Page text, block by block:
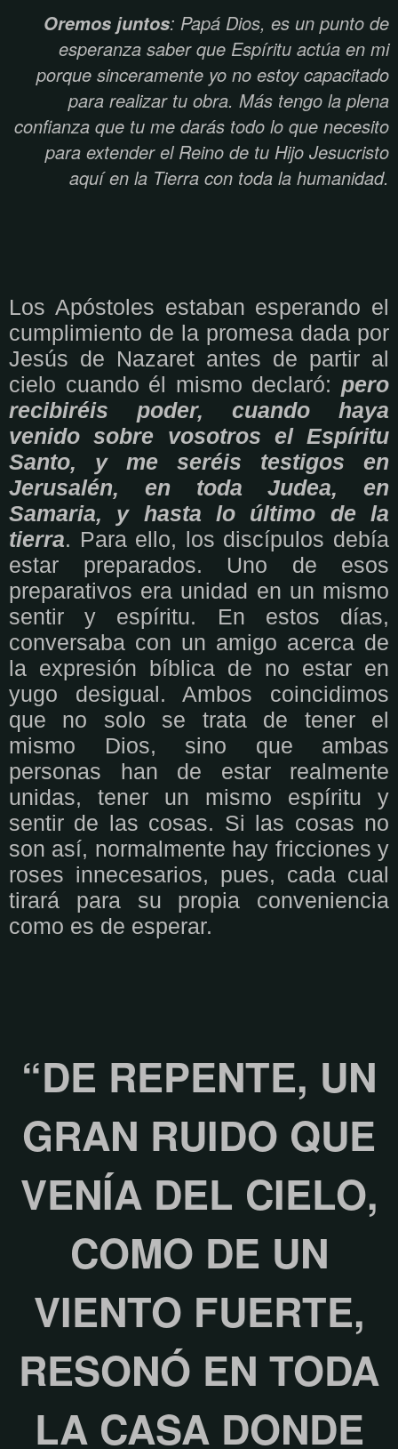
Oremos juntos: Papá Dios, es un punto de
esperanza saber que Espíritu actúa en mi
porque sinceramente yo no estoy capacitado
para realizar tu obra. Más tengo la plena
confianza que tu me darás todo lo que necesito
para extender el Reino de tu Hijo Jesucristo
aquí en la Tierra con toda la humanidad.
Los Apóstoles estaban esperando el
cumplimiento de la promesa dada por
Jesús de Nazaret antes de partir al
cielo cuando él mismo declaró: pero
recibiréis poder, cuando haya
venido sobre vosotros el Espíritu
Santo, y me seréis testigos en
Jerusalén, en toda Judea, en
Samaria, y hasta lo último de la
tierra. Para ello, los discípulos debía
estar preparados. Uno de esos
preparativos era unidad en un mismo
sentir y espíritu. En estos días,
conversaba con un amigo acerca de
la expresión bíblica de no estar en
yugo desigual. Ambos coincidimos
que no solo se trata de tener el
mismo Dios, sino que ambas
personas han de estar realmente
unidas, tener un mismo espíritu y
sentir de las cosas. Si las cosas no
son así, normalmente hay fricciones y
roses innecesarios, pues, cada cual
tirará para su propia conveniencia
como es de esperar.
“DE REPENTE, UN
GRAN RUIDO QUE
VENÍA DEL CIELO,
COMO DE UN
VIENTO FUERTE,
RESONÓ EN TODA
LA CASA DONDE